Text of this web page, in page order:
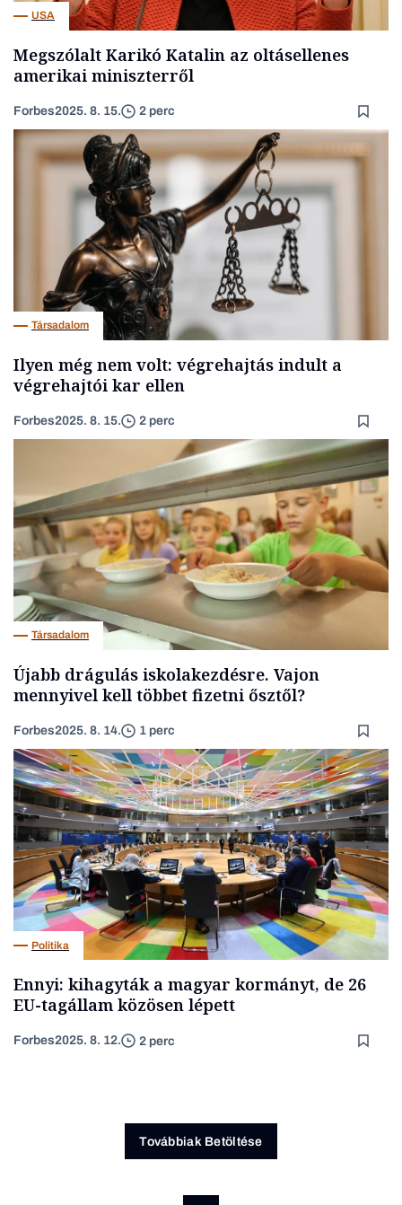
USA
Megszólalt Karikó Katalin az oltásellenes
amerikai miniszterről
Forbes2025. 8. 15. 2 perc
Társadalom
Ilyen még nem volt: végrehajtás indult a
végrehajtói kar ellen
Forbes2025. 8. 15. 2 perc
Társadalom
Újabb drágulás iskolakezdésre. Vajon
mennyivel kell többet fizetni ősztől?
Forbes2025. 8. 14. 1 perc
Politika
Ennyi: kihagyták a magyar kormányt, de 26
EU-tagállam közösen lépett
Forbes2025. 8. 12. 2 perc
Továbbiak Betöltése